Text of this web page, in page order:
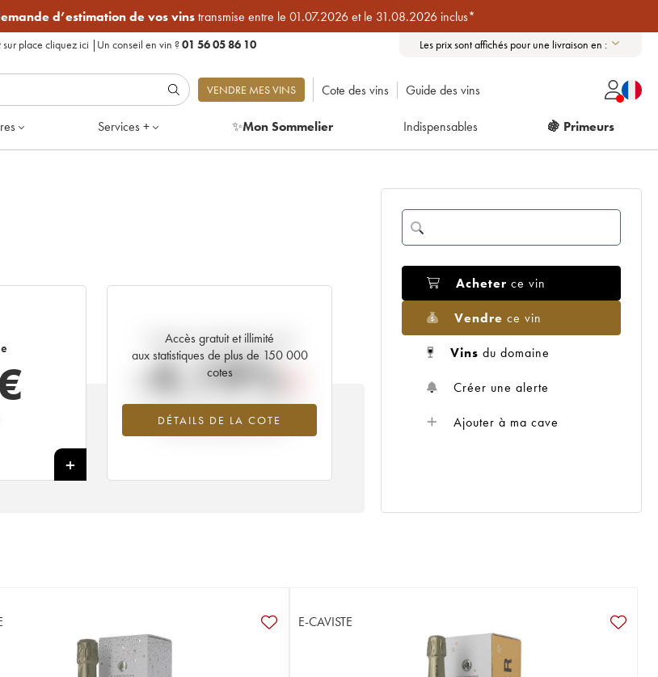
d’estimation de vos vinstransmise entre le 01.07.2026 et le 31.08.2026 inclus*
sur place cliquez ici | Un conseil en vin ?01 56 05 86 10 Les prix sont affichés pour une livraison en :
VENDRE MES VINS Cote des vins Guide des vins
Services + ✨Mon Sommelier Indispensables 🍇 Primeurs
+
Accès gratuit et illimité
aux statistiques de plus de 150 000
cotes
DÉTAILS DE LA COTE
Tendance actuelle de la cote
-4.19%
Tendance à la baisse du millésime 1973
en 2026 par rapport à 2025
Acheter ce vin
Vendre ce vin
Vins du domaine
Créer une alerte
Ajouter à ma cave
E-CAVISTE